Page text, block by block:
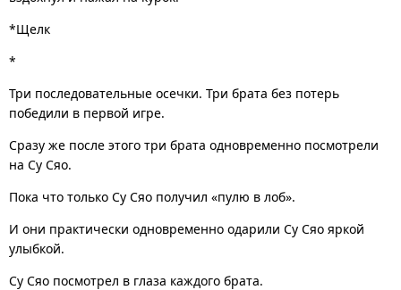
*Щелк
*
Три последовательные осечки. Три брата без потерь
победили в первой игре.
Сразу же после этого три брата одновременно посмотрели
на Су Сяо.
Пока что только Су Сяо получил «пулю в лоб».
И они практически одновременно одарили Су Сяо яркой
улыбкой.
Су Сяо посмотрел в глаза каждого брата.